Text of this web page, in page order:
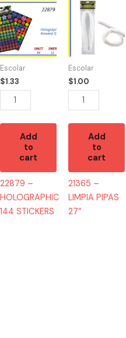
Escolar
$1.33
22879
-
HOLOGRAPHIC
144
STICKERS
quantity
Add
to
cart
22879 –
HOLOGRAPHIC
144 STICKERS
Escolar
$1.00
21365
LIMPIA
PIPAS
27"
quantity
Add
to
cart
21365 –
LIMPIA PIPAS
27″